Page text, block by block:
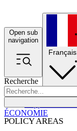
Open sub
navigation
Recherche
POLICY AREAS
Français
ÉCONOMIE